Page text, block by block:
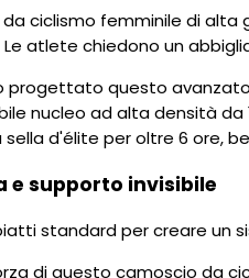
ciclismo femminile di
atlete chiedono un
progettato questo
nucleo ad alta densità
d'élite per oltre 6 ore,
e supporto invisibile
standard per creare un
di questo camoscio da